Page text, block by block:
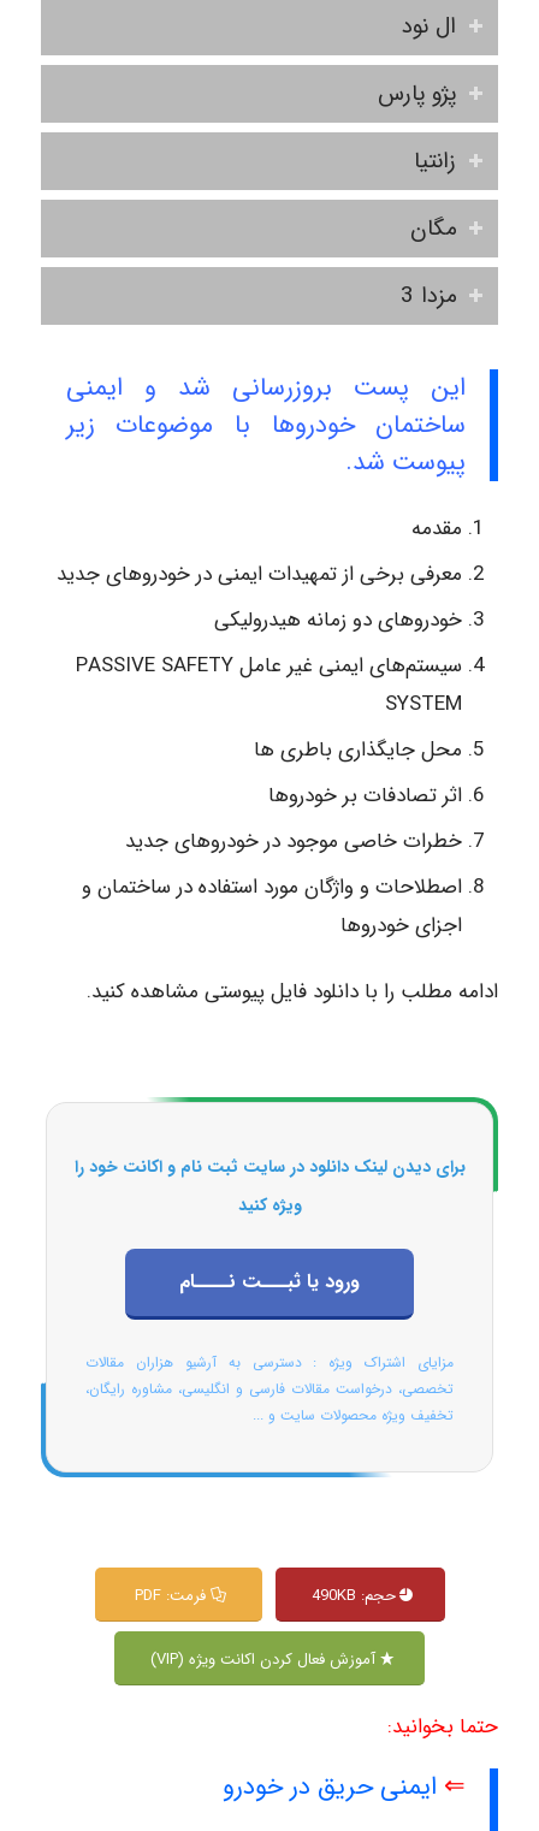
ال نود
پژو پارس
زانتیا
مگان
مزدا 3
این پست بروزرسانی شد و ایمنی
ساختمان خودروها با موضوعات زیر
پیوست شد.
مقدمه
معرفی برخی از تمهیدات ایمنی در خودروهای جدید
خودروهای دو زمانه هیدرولیکی
سیستم‌های ایمنی غیر عامل PASSIVE SAFETY
SYSTEM
محل جایگذاری باطری ها
اثر تصادفات بر خودروها
خطرات خاصی موجود در خودروهای جدید
اصطلاحات و واژگان مورد استفاده در ساختمان و
اجزای خودروها
ادامه مطلب را با دانلود فایل پیوستی مشاهده کنید.
برای دیدن لینک دانلود در سایت ثبت نام و اکانت خود را
ویژه کنید
ورود یا ثبـــت نــــام
مزایای اشتراک ویژه : دسترسی به آرشیو هزاران مقالات
تخصصی، درخواست مقالات فارسی و انگلیسی، مشاوره رایگان،
تخفیف ویژه محصولات سایت و ...
حجم: 490KB فرمت: PDF
آموزش فعال کردن اکانت ویژه (VIP)
حتما بخوانید:
⇐ ایمنی حریق در خودرو